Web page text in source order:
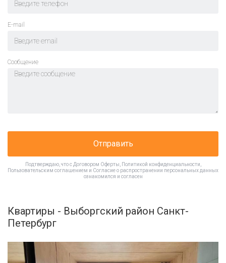
E-mail
Cообщение
Отправить
Подтверждаю, что с Договором Оферты Политикой конфиденциальности
Пользовательским соглашением и Согласие о распространении персональных данных
ознакомился и согласен
Квартиры - Выборгский район Санкт-
Петербург